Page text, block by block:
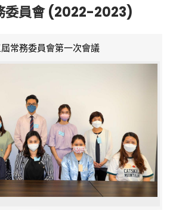
委員會 (2022-2023)
常務委員會第一次會議